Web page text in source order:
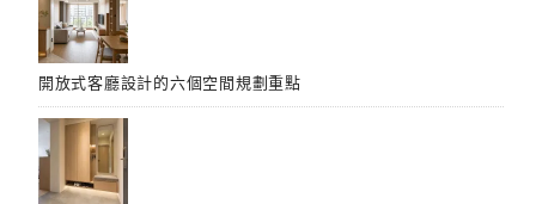
開放式客廳設計的六個空間規劃重點